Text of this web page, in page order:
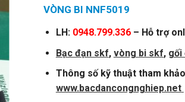
VÒNG BI NNF5019
LH:0948.799.336 – Hỗ trợ
Bạc đạn skf, vòng bi skf, gối
Thông số kỹ thuật tham
www.bacdancongnghiep.net